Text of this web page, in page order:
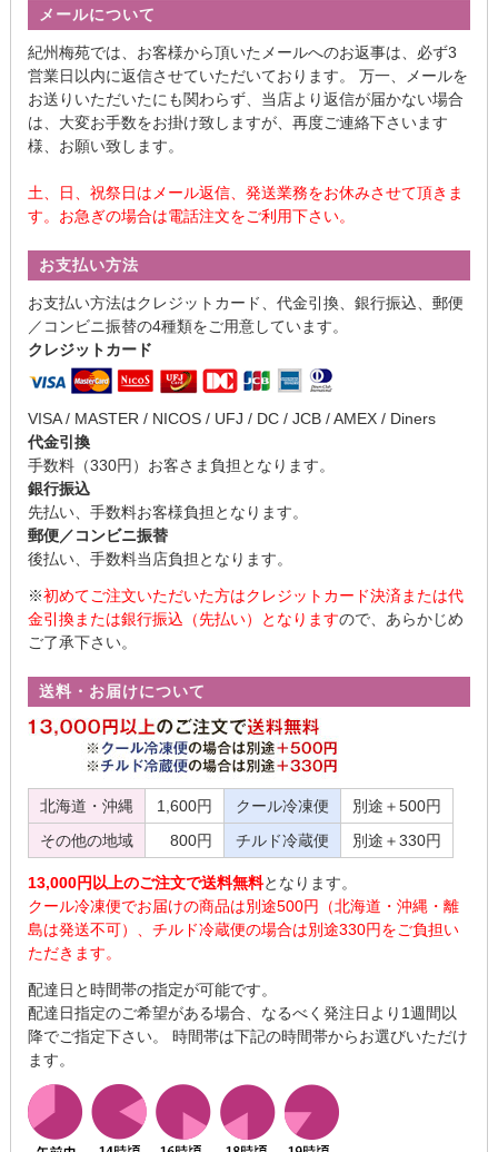
メールについて
紀州梅苑では、お客様から頂いたメールへのお返事は、必ず3
営業日以内に返信させていただいております。 万一、メールを
お送りいただいたにも関わらず、当店より返信が届かない場合
は、大変お手数をお掛け致しますが、再度ご連絡下さいます
様、お願い致します。
土、日、祝祭日はメール返信、発送業務をお休みさせて頂きま
す。お急ぎの場合は電話注文をご利用下さい。
お支払い方法
お支払い方法はクレジットカード、代金引換、銀行振込、郵便
／コンビニ振替の4種類をご用意しています。
クレジットカード
VISA / MASTER / NICOS / UFJ / DC / JCB / AMEX / Diners
代金引換
手数料（330円）お客さま負担となります。
銀行振込
先払い、手数料お客様負担となります。
郵便／コンビニ振替
後払い、手数料当店負担となります。
※初めてご注文いただいた方はクレジットカード決済または代
金引換または銀行振込（先払い）となりますので、あらかじめ
ご了承下さい。
送料・お届けについて
北海道・沖縄 1,600円 クール冷凍便
別途＋500円
その他の地域
800円 チルド冷蔵便 別途＋330円
13,000円以上のご注文で送料無料となります。
クール冷凍便でお届けの商品は別途500円（北海道・沖縄・離
島は発送不可）、チルド冷蔵便の場合は別途330円をご負担い
ただきます。
配達日と時間帯の指定が可能です。
配達日指定のご希望がある場合、なるべく発注日より1週間以
降でご指定下さい。 時間帯は下記の時間帯からお選びいただけ
ます。